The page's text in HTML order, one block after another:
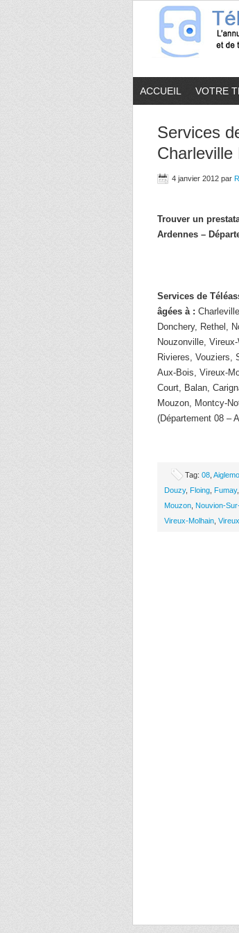
ACCUEIL VOTRE
Services
Charleville
4 janvier 2012 par
Trouver un
Ardennes –
Services de
âgées à :
Donchery, Rethel,
Nouzonville,
Rivieres, Vouziers,
Aux-Bois, Vireux-
Court, Balan,
Mouzon, Montcy-
(Département 08 –
Tag: 08
Douzy, Floing Fumay,
Mouzon Nouvion-
Vireux-Molhain